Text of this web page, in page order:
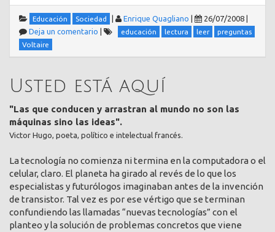
Educación Sociedad Enrique Quagliano 26/07/2008
Deja un comentario
educación lectura leer
preguntas
Voltaire
Usted está aquí
"Las que conducen y arrastran al mundo no son las
máquinas sino las ideas".
Victor Hugo, poeta, político e intelectual francés.
La tecnología no comienza ni termina en la computadora o el
celular, claro. El planeta ha girado al revés de lo que los
especialistas y futurólogos imaginaban antes de la invención
de transistor. Tal vez es por ese vértigo que se terminan
confundiendo las llamadas “nuevas tecnologías” con el
planteo y la solución de problemas concretos que viene